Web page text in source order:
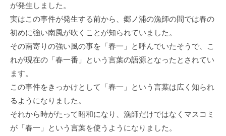
が発生しました。
実はこの事件が発生する前から、郷ノ浦の漁師の間では春の
初めに強い南風が吹くことが知られていました。
その南寄りの強い風の事を「春一」と呼んでいたそうで、こ
れが現在の「春一番」という言葉の語源となったとされてい
ます。
この事件をきっかけとして「春一」という言葉は広く知られ
るようになりました。
それから時がたって昭和になり、漁師だけではなくマスコミ
が「春一」という言葉を使うようになりました。